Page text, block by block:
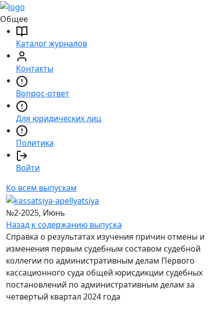
Общее
Каталог журналов
Контакты
Вопрос-ответ
Для юридических лиц
Политика
Войти
Ко всем выпускам
№2-2025, Июнь
Назад ĸ содержанию выпусĸа
Справка о результатах изучения причин отмены и
изменения первым судебным составом судебной
коллегии по административным делам Первого
кассационного суда общей юрисдикции судебных
постановлений по административным делам за
четвертый квартал 2024 года